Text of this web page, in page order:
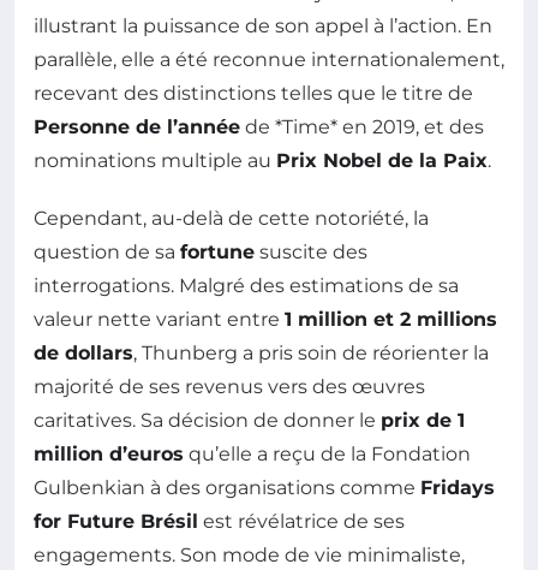
illustrant la puissance de son appel à l’action. En
parallèle, elle a été reconnue internationalement,
recevant des distinctions telles que le titre de
Personne de l’année de *Time* en 2019, et des
nominations multiple au Prix Nobel de la Paix.
Cependant, au-delà de cette notoriété, la
question de sa fortune suscite des
interrogations. Malgré des estimations de sa
valeur nette variant entre 1 million et 2 millions
de dollars, Thunberg a pris soin de réorienter la
majorité de ses revenus vers des œuvres
caritatives. Sa décision de donner le prix de 1
million d’euros qu’elle a reçu de la Fondation
Gulbenkian à des organisations comme Fridays
for Future Brésil est révélatrice de ses
engagements. Son mode de vie minimaliste,